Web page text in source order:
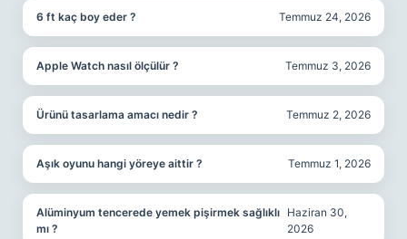
6 ft kaç boy eder ? Temmuz 24, 2026
Apple Watch nasıl ölçülür ? Temmuz 3, 2026
Ürünü tasarlama amacı nedir ? Temmuz 2, 2026
Aşık oyunu hangi yöreye aittir ? Temmuz 1, 2026
Alüminyum tencerede yemek pişirmek sağlıklı
mı ?
Haziran 30,
2026